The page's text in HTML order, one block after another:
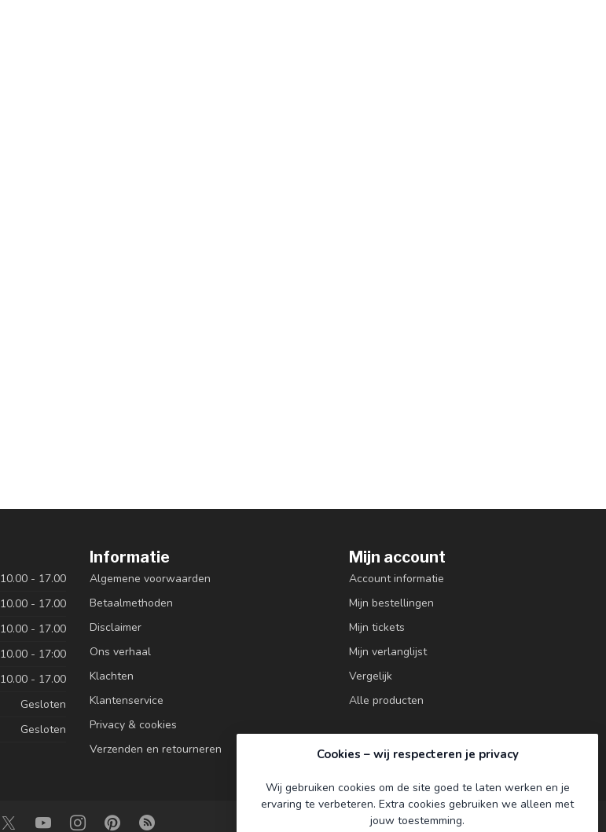
10.00 - 17.00
10.00 - 17.00
10.00 - 17.00
10.00 - 17:00
10.00 - 17.00
Gesloten
Gesloten
Informatie
Algemene voorwaarden
Betaalmethoden
Disclaimer
Ons verhaal
Klachten
Klantenservice
Privacy & cookies
Verzenden en retourneren
Mijn account
Account informatie
Mijn bestellingen
Mijn tickets
Mijn verlanglijst
Vergelijk
Alle producten
Cookies – wij respecteren je privacy
Wij gebruiken cookies om de site goed te laten werken en je
ervaring te verbeteren. Extra cookies gebruiken we alleen met
jouw toestemming.